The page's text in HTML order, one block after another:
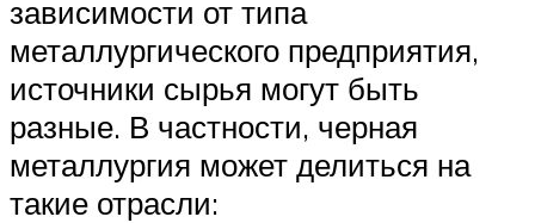
зависимости от типа
металлургического предприятия,
источники сырья могут быть
разные. В частности, черная
металлургия может делиться на
такие отрасли: